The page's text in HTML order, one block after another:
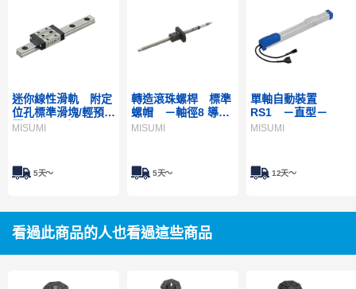
迷你線性滑軌 附定
位孔標準滑塊/輕預
壓･微小間隙
MISUMI
5天～
轉造滾珠螺桿 標準
螺帽 －軸徑8 導程
2･4－
MISUMI
5天～
單軸自動裝置
RS1 －直型－
MISUMI
12天～
看過此商品的人也看過這些商品